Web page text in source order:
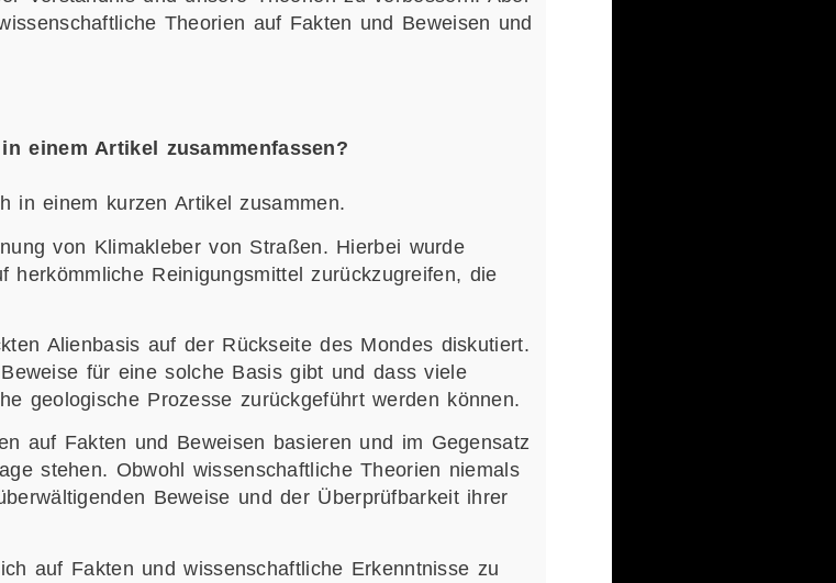
Theorien auf Fakten und Beweisen und
einem Artikel zusammenfassen?
in einem kurzen Artikel zusammen.
von Klimakleber von Straßen. Hierbei wurde
Reinigungsmittel zurückzugreifen, die
Alienbasis auf der Rückseite des Mondes diskutiert.
für eine solche Basis gibt und dass viele
geologische Prozesse zurückgeführt werden können.
auf Fakten und Beweisen basieren und im Gegensatz
stehen. Obwohl wissenschaftliche Theorien niemals
Beweise und der Überprüfbarkeit ihrer
auf Fakten und wissenschaftliche Erkenntnisse zu